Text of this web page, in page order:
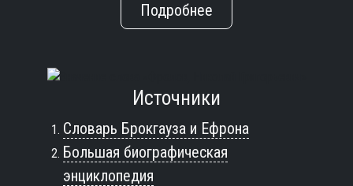
Подробнее
Источники
Словарь Брокгауза и Ефрона
Большая биографическая
энциклопедия